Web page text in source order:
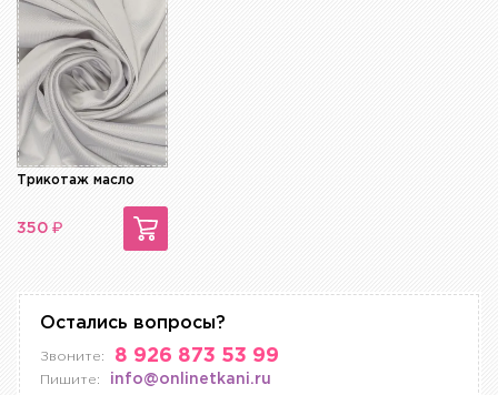
Трикотаж масло
350 ₽
Остались вопросы?
Звоните: 8 926 873 53 99
Пишите: info@onlinetkani.ru